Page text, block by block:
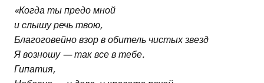
«Когда ты предо мной
и слышу речь твою,
Благоговейно взор в обитель чистых звезд
Я возношу — так все в тебе.
Гипатия,